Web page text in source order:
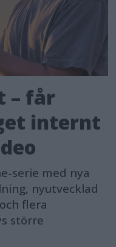
– får
internt
serie med nya
nyutvecklad
flera
större